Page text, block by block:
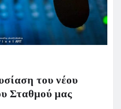
του νέου
Σταθμού μας